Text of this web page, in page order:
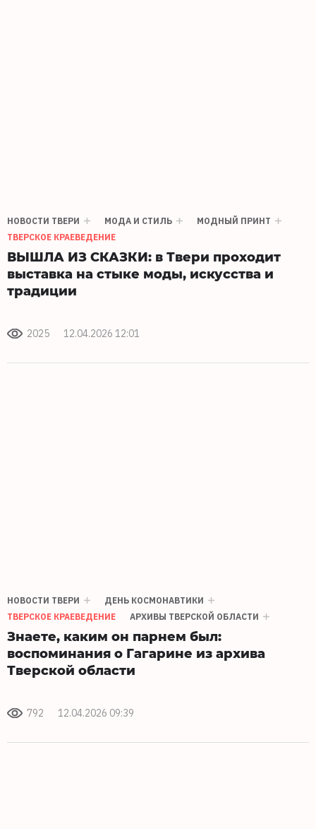
НОВОСТИ ТВЕРИ МОДА И СТИЛЬ
МОДНЫЙ ПРИНТ
ТВЕРСКОЕ КРАЕВЕДЕНИЕ
ВЫШЛА ИЗ СКАЗКИ: в Твери проходит
выставка на стыке моды, искусства и
традиции
2025 12.04.2026 12:01
НОВОСТИ ТВЕРИ
ДЕНЬ КОСМОНАВТИКИ
ТВЕРСКОЕ КРАЕВЕДЕНИЕ
АРХИВЫ ТВЕРСКОЙ ОБЛАСТИ
Знаете, каким он парнем был:
воспоминания о Гагарине из архива
Тверской области
792 12.04.2026 09:39